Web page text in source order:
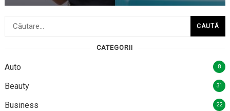
Caută
CATEGORII
Auto 8
Beauty 31
Business 22